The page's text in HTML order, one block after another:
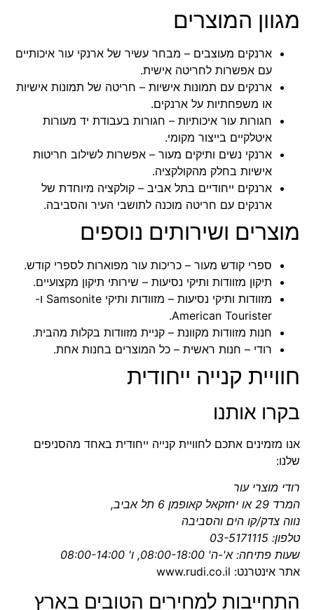
מגוון המוצרים
ארנקים מעוצבים – מבחר עשיר של ארנקי עור איכותיים
עם אפשרות לחריטה אישית.
ארנקים עם תמונות אישיות – חריטה של תמונות אישיות
או משפחתיות על ארנקים.
חגורות עור איכותיות – חגורות בעבודת יד מעורות
איטלקיים בייצור מקומי.
ארנקי נשים ותיקים מעור – אפשרות לשילוב חריטות
אישיות בחלק מהקולקציה.
ארנקים ייחודיים בתל אביב – קולקציה מיוחדת של
ארנקים עם חריטה מוכנה לתושבי העיר והסביבה.
מוצרים ושירותים נוספים
ספרי קודש מעור – כריכות עור מפוארות לספרי קודש.
תיקון מזוודות ותיקי נסיעות – שירותי תיקון מקצועיים.
מזוודות ותיקי נסיעות
– מזוודות ותיקי Samsonite ו-
American Tourister.
חנות מזוודות מקוונת – קניית מזוודות בקלות מהבית.
רודי – חנות ראשית – כל המוצרים בחנות אחת.
חוויית קנייה ייחודית
בקרו אותנו
אנו מזמינים אתכם לחוויית קנייה ייחודית באחד מהסניפים
שלנו:
רודי מוצרי עור
המרד 29 או יחזקאל קאופמן 6 תל אביב,
נווה צדק/קו הים והסביבה
טלפון: 03-5171115
שעות פתיחה: א'-ה' 08:00-18:00, ו' 08:00-14:00
אתר אינטרנט: www.rudi.co.il
התחייבות למחירים הטובים בארץ